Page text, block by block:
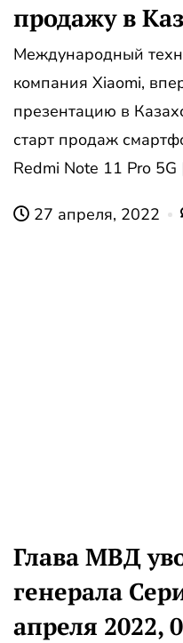
продажу в
Международный
компания Xiaomi,
презентацию в
старт продаж
Redmi Note 11 Pro 5G
27 апреля, 2022
Глава МВД
генерала
апреля 2022,